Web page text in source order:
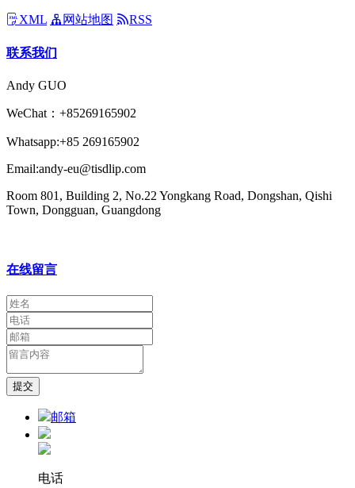
XML 网站地图 RSS
联系我们
Andy GUO
WeChat：+85269165902
Whatsapp:+85 269165902
Email:andy-eu@tisdlip.com
Room 801, Building 2, No.22 Yongkang Road, Dongshan, Qishi
Town, Dongguan, Guangdong
在线留言
提交
邮箱
电话